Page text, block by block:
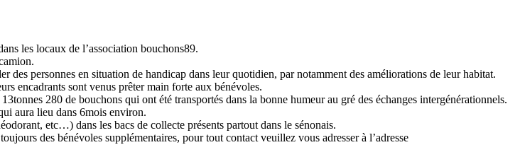
les locaux de l’association bouchons89.
des personnes en situation de handicap dans leur quotidien, par notamment des améliorations de leur habitat.
encadrants sont venus prêter main forte aux bénévoles.
280 de bouchons qui ont été transportés dans la bonne humeur au gré des échanges intergénérationnels.
aura lieu dans 6mois environ.
etc…) dans les bacs de collecte présents partout dans le sénonais.
des bénévoles supplémentaires, pour tout contact veuillez vous adresser à l’adresse